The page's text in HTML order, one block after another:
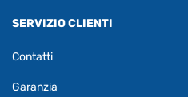
SERVIZIO CLIENTI
Contatti
Garanzia